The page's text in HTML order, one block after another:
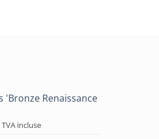
'Bronze Renaissance
TVA incluse